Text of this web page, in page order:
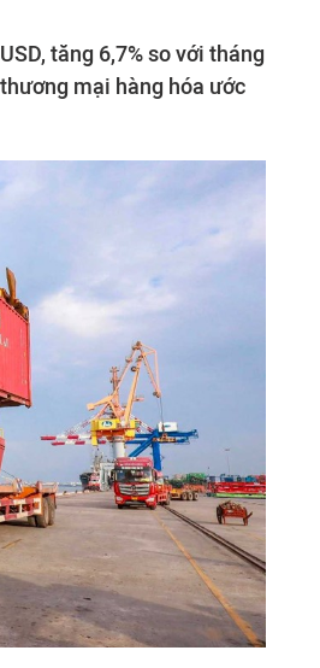
tăng 6,7% so với tháng
mại hàng hóa ước